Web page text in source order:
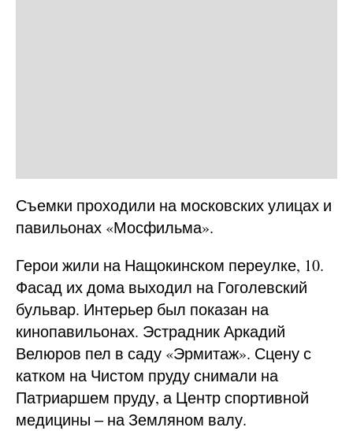
Съемки проходили на московских улицах и
павильонах «Мосфильма».
Герои жили на Нащокинском переулке, 10.
Фасад их дома выходил на Гоголевский
бульвар. Интерьер был показан на
кинопавильонах. Эстрадник Аркадий
Велюров пел в саду «Эрмитаж». Сцену с
катком на Чистом пруду снимали на
Патриаршем пруду, а Центр спортивной
медицины ‒ на Земляном валу.